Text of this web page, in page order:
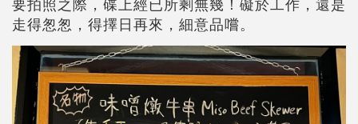
要拍照之際，碟上經已所剩無幾！礙於工作，還是
走得怱怱，得擇日再來，細意品嚐。